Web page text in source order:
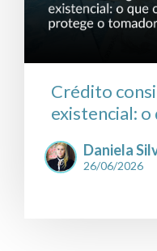
Crédito
existencial: o
Daniela
26/06/2026